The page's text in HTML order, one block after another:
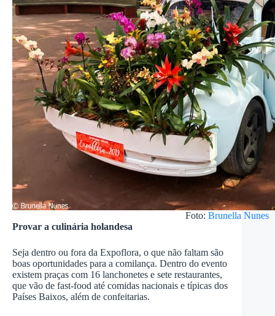
Foto: Brunella Nunes
Provar a culinária holandesa
Seja dentro ou fora da Expoflora, o que não faltam são
boas oportunidades para a comilança. Dentro do evento
existem praças com 16 lanchonetes e sete restaurantes,
que vão de fast-food até comidas nacionais e típicas dos
Países Baixos, além de confeitarias.